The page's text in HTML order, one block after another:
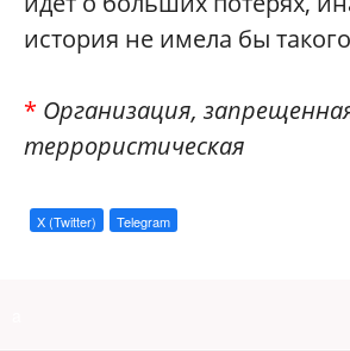
история не имела бы
* Организация,
террористическая
X (Twitter) Telegram